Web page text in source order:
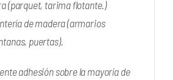
(parquet, tarima flotante.)
de madera (armarios
puertas).
adhesión sobre la mayoría de